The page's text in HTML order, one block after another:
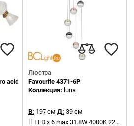
acido / Glass 414
Люстра
Favourite 4371-6P
Коллекция: luna
В: 197 см Д: 39 см
LED x 6 max 31.8W 4000K 2240Lm